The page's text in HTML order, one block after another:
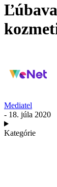
Mediatel
- 18. júla 2020
Kategórie